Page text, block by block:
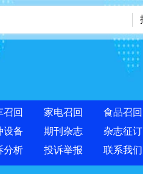
召回 家电召回
食品召回
设备 期刊杂志
杂志征订
分析 投诉举报 联系我们